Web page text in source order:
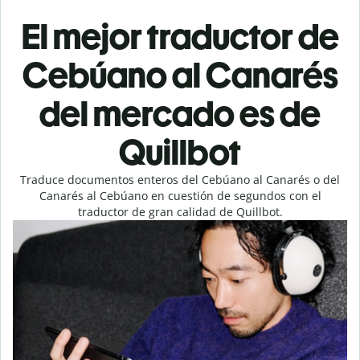
El mejor traductor de
Cebúano al Canarés
del mercado es de
Quillbot
Traduce documentos enteros del Cebúano al Canarés o del
Canarés al Cebúano en cuestión de segundos con el
traductor de gran calidad de Quillbot.